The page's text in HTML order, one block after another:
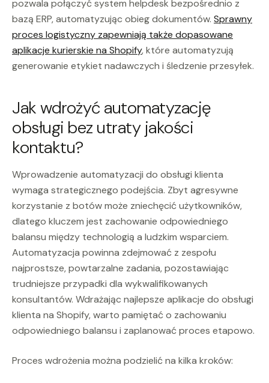
pozwala połączyć system helpdesk bezpośrednio z
bazą ERP, automatyzując obieg dokumentów. Sprawny
proces logistyczny zapewniają także dopasowane
aplikacje kurierskie na Shopify, które automatyzują
generowanie etykiet nadawczych i śledzenie przesyłek.
Jak wdrożyć automatyzację
obsługi bez utraty jakości
kontaktu?
Wprowadzenie automatyzacji do obsługi klienta
wymaga strategicznego podejścia. Zbyt agresywne
korzystanie z botów może zniechęcić użytkowników,
dlatego kluczem jest zachowanie odpowiedniego
balansu między technologią a ludzkim wsparciem.
Automatyzacja powinna zdejmować z zespołu
najprostsze, powtarzalne zadania, pozostawiając
trudniejsze przypadki dla wykwalifikowanych
konsultantów. Wdrażając najlepsze aplikacje do obsługi
klienta na Shopify, warto pamiętać o zachowaniu
odpowiedniego balansu i zaplanować proces etapowo.
Proces wdrożenia można podzielić na kilka kroków: